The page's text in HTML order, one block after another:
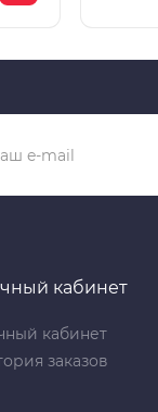
кабинет
кабинет
заказов